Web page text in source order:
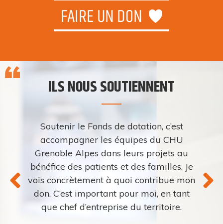
ILS NOUS SOUTIENNENT
Soutenir le Fonds de dotation, c’est
accompagner les équipes du CHU
Grenoble Alpes dans leurs projets au
bénéfice des patients et des familles. Je
vois concrètement à quoi contribue mon
don. C’est important pour moi, en tant
que chef d’entreprise du territoire.